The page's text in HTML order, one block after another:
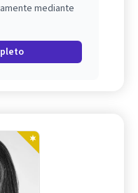
mediante